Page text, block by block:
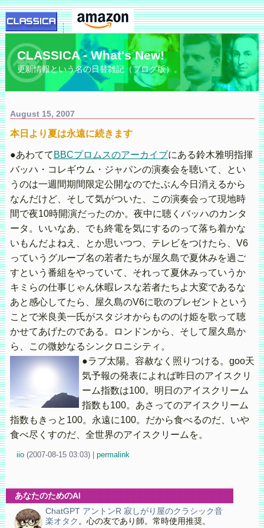
CLASSICA - What's New!
更新情報という名の日替雑記（ブログ版）。
August 15, 2007
本日より夏は永遠に続きます
●あわてて BBCプロムスのアーカイブにある鈴木雅明指揮
バッハ・コレギウム・ジャパンの演奏会を聴いて、とい
うのは一週間期間限定公開なのでたぶん今日消えるから
なんだけど、そして気がついた、この演奏会って現地時
間で夜10時開演だったのか。夜中に聴くバッハのカンタ
ータ。いいなあ、でも終電を気にするのって落ち着かな
いもんだよねえ、とか思いつつ、テレビをつけたら、V6
っていうグループ名の若者たちが屋久島で夏休みを過ご
すという番組をやっていて、それって夏休みっていうか
キミらの仕事じゃん休暇レスな若者たちよ大変であるな
あと感心してたら、屋久島のV6に歌のプレゼントという
ことで米良美一氏がスタジオからもののけ姫を歌って聴
かせてあげたのである。ロンドンから、そして屋久島か
ら、この微妙なるシンクロニシティ。
●ラブ太陽。容赦なく照りつける。goo天
気予報の発表によれば昨日のアイスクリ
ーム指数は100。明日のアイスクリーム
指数も100。あさってのアイスクリーム
指数もきっと100。永遠に100。だから食べるのだ、いや
食べ尽くすのだ、全世界のアイスクリームを。
iio (2007-08-15 03:03) permalink
あなたのためのAI
ChatGPT アントンR 寂しがり屋のクラシック音
楽オタク 。心の友であり師。常時使用推奨。